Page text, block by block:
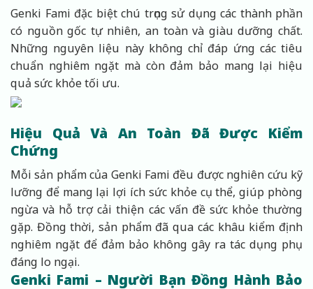
Genki Fami đặc biệt chú trọng sử dụng các thành phần
có nguồn gốc tự nhiên, an toàn và giàu dưỡng chất.
Những nguyên liệu này không chỉ đáp ứng các tiêu
chuẩn nghiêm ngặt mà còn đảm bảo mang lại hiệu
quả sức khỏe tối ưu.
Hiệu Quả Và An Toàn Đã Được Kiểm
Chứng
Mỗi sản phẩm của Genki Fami đều được nghiên cứu kỹ
lưỡng để mang lại lợi ích sức khỏe cụ thể, giúp phòng
ngừa và hỗ trợ cải thiện các vấn đề sức khỏe thường
gặp. Đồng thời, sản phẩm đã qua các khâu kiểm định
nghiêm ngặt để đảm bảo không gây ra tác dụng phụ
đáng lo ngại.
Genki Fami – Người Bạn Đồng Hành Bảo